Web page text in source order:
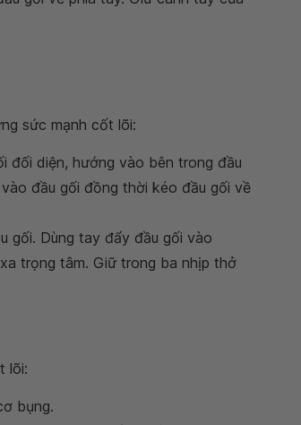
sức mạnh cốt lõi:
đối diện, hướng vào bên trong đầu
đầu gối đồng thời kéo đầu gối về
gối. Dùng tay đẩy đầu gối vào
trọng tâm. Giữ trong ba nhịp thở
lõi:
bụng.